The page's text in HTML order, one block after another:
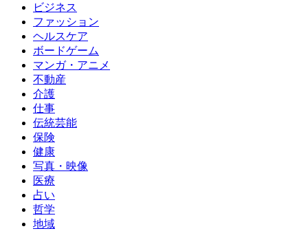
ビジネス
ファッション
ヘルスケア
ボードゲーム
マンガ・アニメ
不動産
介護
仕事
伝統芸能
保険
健康
写真・映像
医療
占い
哲学
地域